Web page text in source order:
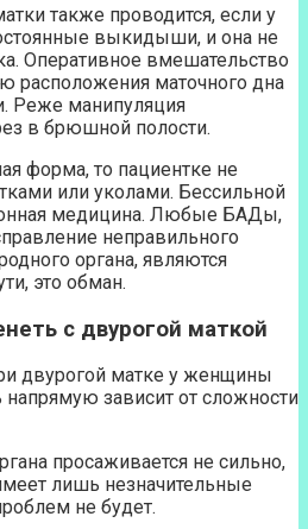
также проводится, если у
выкидыши, и она не
Оперативное вмешательство
расположения маточного дна
Реже манипуляция
в брюшной полости.
форма, то пациентке не
или уколами. Бессильной
медицина. Любые БАДы,
неправильного
органа, являются
это обман.
с двурогой маткой
двурогой матке у женщины
напрямую зависит от сложности
просаживается не сильно,
лишь незначительные
не будет.